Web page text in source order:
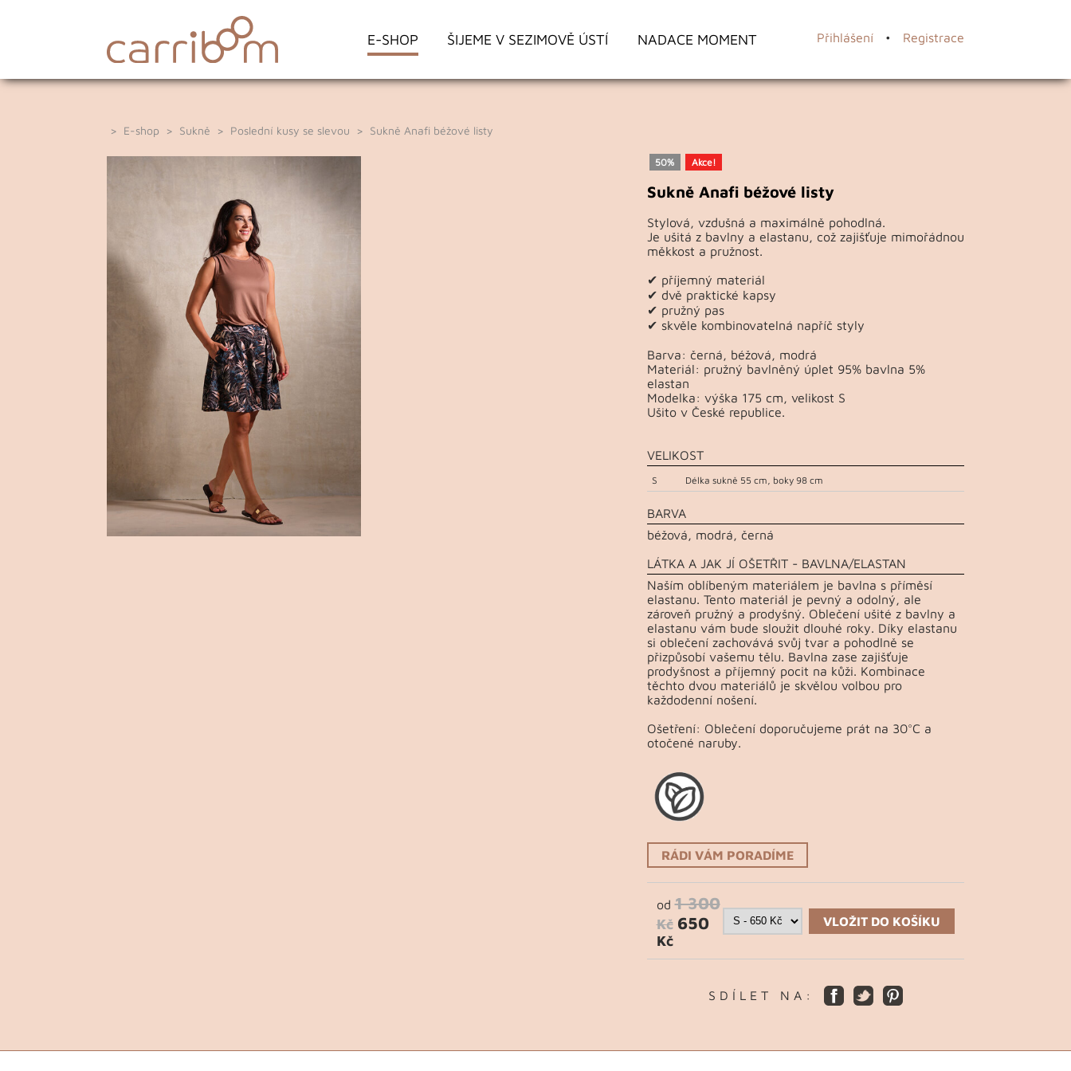
E-SHOP ŠIJEME V SEZIMOVĚ ÚSTÍ NADACE MOMENT Přihlášení• Registrace
> E-shop > Sukně > Poslední kusy se slevou > Sukně Anafi béžové listy
50% Akce!
Sukně Anafi béžové listy
Stylová, vzdušná a maximálně pohodlná.
Je ušitá z bavlny a elastanu, což zajišťuje mimořádnou
měkkost a pružnost.
✔ příjemný materiál
✔ dvě praktické kapsy
✔ pružný pas
✔ skvěle kombinovatelná napříč styly
Barva: černá, béžová, modrá
Materiál: pružný bavlněný úplet 95% bavlna 5%
elastan
Modelka: výška 175 cm, velikost S
Ušito v České republice.
VELIKOST
S Délka sukně 55 cm, boky 98 cm
BARVA
béžová, modrá, černá
LÁTKA A JAK JÍ OŠETŘIT - BAVLNA/ELASTAN
Naším oblíbeným materiálem je bavlna s příměsí
elastanu. Tento materiál je pevný a odolný, ale
zároveň pružný a prodyšný. Oblečení ušité z bavlny a
elastanu vám bude sloužit dlouhé roky. Díky elastanu
si oblečení zachovává svůj tvar a pohodlně se
přizpůsobí vašemu tělu. Bavlna zase zajišťuje
prodyšnost a příjemný pocit na kůži. Kombinace
těchto dvou materiálů je skvělou volbou pro
každodenní nošení.
Ošetření: Oblečení doporučujeme prát na 30°C a
otočené naruby.
RÁDI VÁM PORADÍME
od1 300
Kč 650
Kč
VLOŽIT DO KOŠÍKU
S D Í L E T N A :